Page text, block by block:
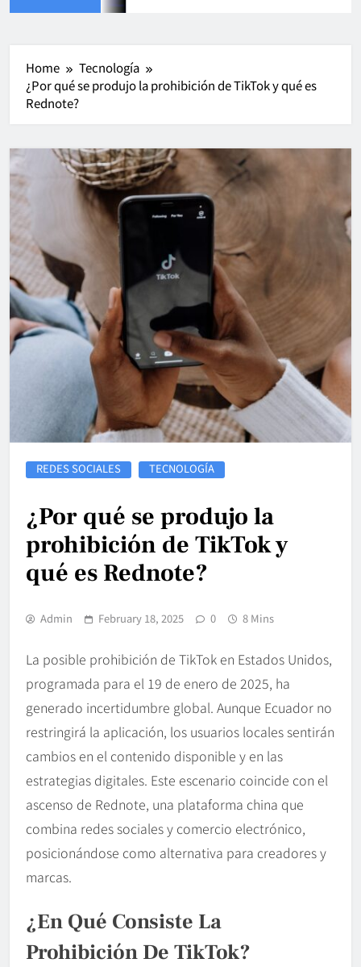
Home
Tecnología
¿Por qué se produjo la prohibición de TikTok y qué es
Rednote?
REDES SOCIALES TECNOLOGÍA
¿Por qué se produjo la
prohibición de TikTok y
qué es Rednote?
Admin February 18, 2025 0 8 Mins
La posible prohibición de TikTok en Estados Unidos,
programada para el 19 de enero de 2025, ha
generado incertidumbre global. Aunque Ecuador no
restringirá la aplicación, los usuarios locales sentirán
cambios en el contenido disponible y en las
estrategias digitales. Este escenario coincide con el
ascenso de Rednote, una plataforma china que
combina redes sociales y comercio electrónico,
posicionándose como alternativa para creadores y
marcas.
¿En Qué Consiste La
Prohibición De TikTok?